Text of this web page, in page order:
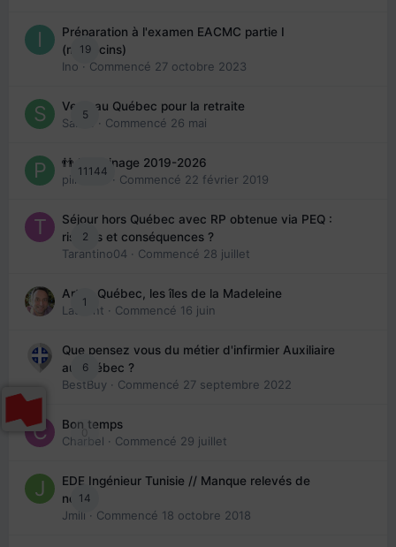
19
Préparation à l'examen EACMC partie I
(médecins)
Ino · Commencé 27 octobre 2023
5
Venir au Québec pour la retraite
Sab74
· Commencé 26 mai
11144
👬 Parrainage 2019-2026
piinoush · Commencé 22 février 2019
2
Séjour hors Québec avec RP obtenue via PEQ :
risques et conséquences ?
Tarantino04 · Commencé 28 juillet
1
Arte : Québec, les îles de la Madeleine
Laurent · Commencé 16 juin
6
Que pensez vous du métier d'infirmier Auxiliaire
au Québec ?
BestBuy · Commencé 27 septembre 2022
0
Bon temps
Charbel · Commencé 29 juillet
14
EDE Ingénieur Tunisie // Manque relevés de
note
Jmili · Commencé 18 octobre 2018